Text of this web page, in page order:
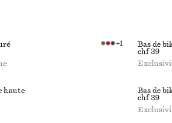
+1
Bas de
chf 39
haute
Bas de
chf 39